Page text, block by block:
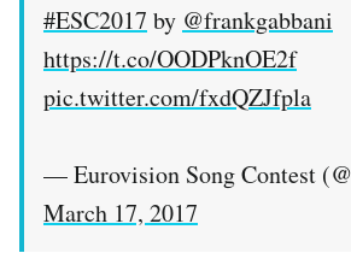
#ESC2017 by @frankgabbani
https://t.co/OODPknOE2f
pic.twitter.com/fxdQZJfpla
— Eurovision Song Contest
March 17, 2017